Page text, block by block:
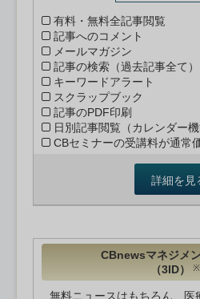
有料・無料全記事閲覧
記事へのコメント
メールマガジン
記事の検索（過去記事全て）
キーワードアラート
スクラップブック
記事のPDF印刷
日別記事閲覧（カレンダー機
CBセミナーの受講料が通常
詳細を見
CBnewsマネジメ
（3ID）
無料ニュースはもちろん、医